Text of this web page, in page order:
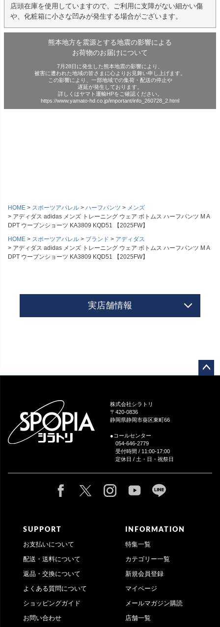
店頭在庫を使用していますので、ご利用に支障がない細かい傷
や、化粧箱に小さな凹みが発生する場合がございます。
熊本地方を震源とする地震の影響による
お荷物のお届けについて
7月28日に発生した熊本地震の影響により、
被害に遭われた地域の皆さまに心よりお見舞い申し上げます。
この影響により、一部地域での集荷・配送の停止や
遅延が発生しております。
詳しくはヤマト運輸HPをご確認ください。
https://www.yamato-hd.co.jp/important/info_260728_2.html
HOME スポーツアパレル ハーフパンツ
メンズ
アディダス adidas メンズ トレーニング ウェア ボトムス ハーフパンツ M A
DPT ウーブンショーツ KA3809 KQD51 【2025FW】
HOME
スポーツアパレル ブランド
アディダス
アディダス adidas メンズ トレーニング ウェア ボトムス ハーフパンツ M A
DPT ウーブンショーツ KA3809 KQD51 【2025FW】
実店舗情報
株式会社シラトリ
〒420-0836
静岡県静岡市葵区東町66
●コールセンター
054-646-2779
受付時間 / 11:00-17:00
定休日 / 土・日・祝祭日
SUPPORT
お支払いについて
配送・送料について
返品・交換について
よくある質問について
ショッピングガイド
お問い合わせ
INFORMATION
特集一覧
カテゴリー一覧
新規会員登録
マイページ
メールマガジン購読
店舗一覧